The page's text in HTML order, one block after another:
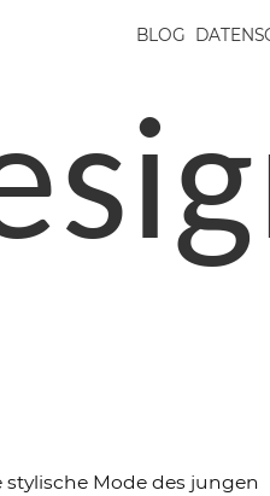
BLOG
Mode des jungen